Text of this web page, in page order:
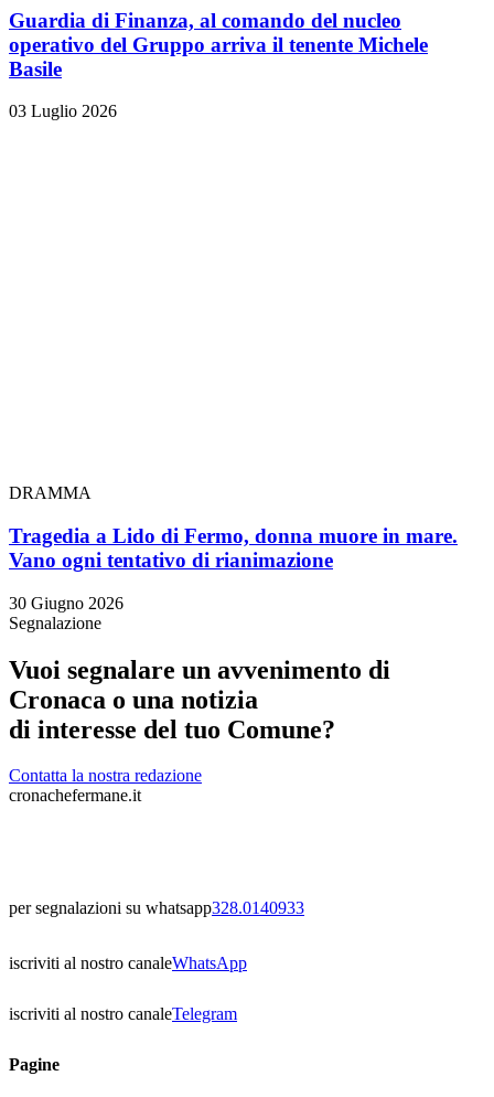
Guardia di Finanza, al comando del nucleo
operativo del Gruppo arriva il tenente Michele
Basile
03 Luglio 2026
DRAMMA
Tragedia a Lido di Fermo, donna muore in mare.
Vano ogni tentativo di rianimazione
30 Giugno 2026
Segnalazione
Vuoi segnalare un avvenimento di
Cronaca o una notizia
di interesse del tuo Comune?
Contatta la nostra redazione
cronachefermane.it
per segnalazioni su whatsapp328.0140933
iscriviti al nostro canaleWhatsApp
iscriviti al nostro canaleTelegram
Pagine